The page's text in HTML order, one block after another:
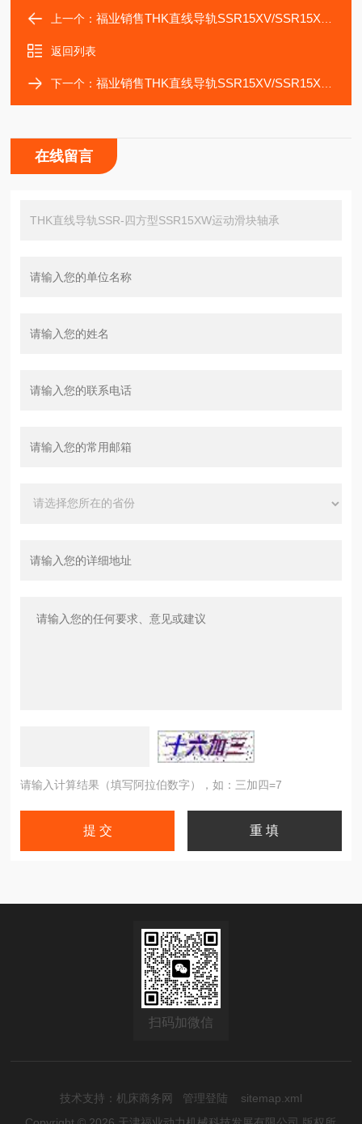
上一个：福业销售THK直线导轨SSR15XV/SSR15XVM直线轴承
返回列表
下一个：福业销售THK直线导轨SSR15XV/SSR15XVM轴承
在线留言
请输入计算结果（填写阿拉伯数字），如：三加四=7
扫码加微信
技术支持： 机床商务网 管理登陆
sitemap.xml